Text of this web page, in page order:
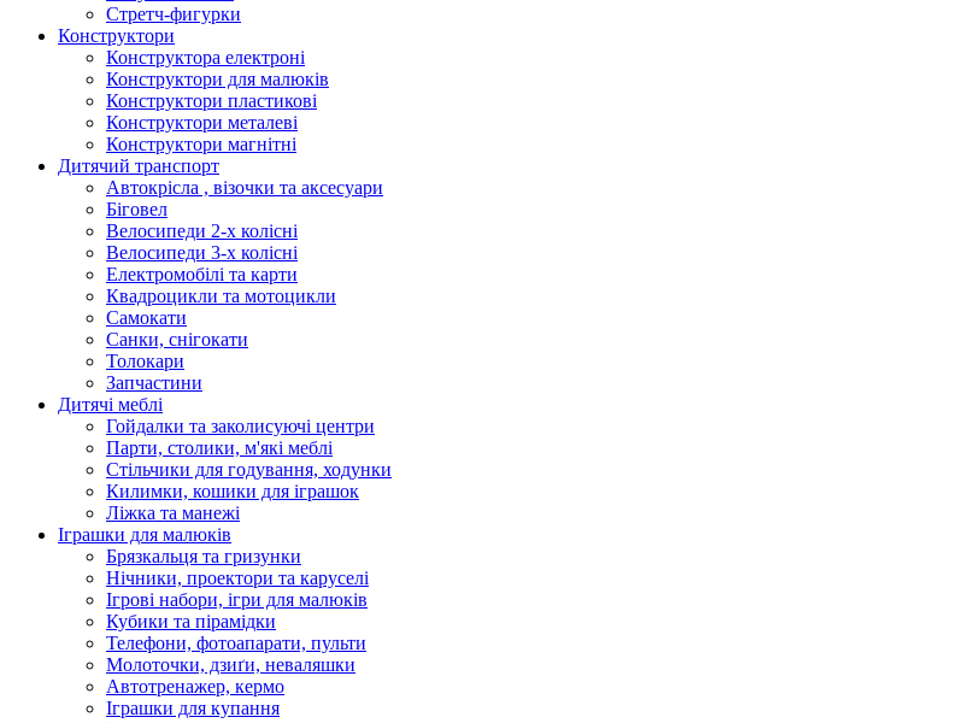
Стретч-фигурки
Конструктори
Конструктора електроні
Конструктори для малюків
Конструктори пластикові
Конструктори металеві
Конструктори магнітні
Дитячий транспорт
Автокрісла , візочки та аксесуари
Біговел
Велосипеди 2-х колісні
Велосипеди 3-х колісні
Електромобілі та карти
Квадроцикли та мотоцикли
Самокати
Санки, снігокати
Толокари
Запчастини
Дитячі меблі
Гойдалки та заколисуючі центри
Парти, столики, м'які меблі
Стільчики для годування, ходунки
Килимки, кошики для іграшок
Ліжка та манежі
Іграшки для малюків
Брязкальця та гризунки
Нічники, проектори та каруселі
Ігрові набори, ігри для малюків
Кубики та пірамідки
Телефони, фотоапарати, пульти
Молоточки, дзиґи, неваляшки
Автотренажер, кермо
Іграшки для купання